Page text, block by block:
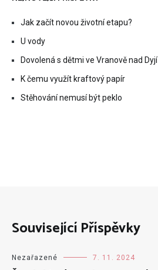
Jak začít novou životní etapu?
U vody
Dovolená s dětmi ve Vranově nad Dyjí
K čemu využít kraftový papír
Stěhování nemusí být peklo
Související Příspěvky
Nezařazené 7. 11. 2024